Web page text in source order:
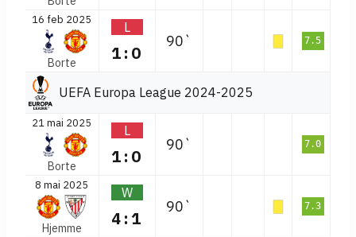
16 feb 2025
Borte
L
1:0
90` 7.5
UEFA Europa League 2024-2025
21 mai 2025
Borte
L
1:0
90` 7.0
8 mai 2025
Hjemme
W
4:1
90` 7.3